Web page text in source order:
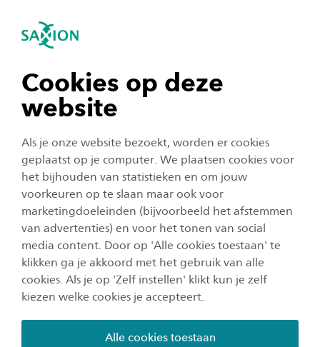
Cookies op deze
website
Als je onze website bezoekt, worden er cookies
geplaatst op je computer. We plaatsen cookies voor
het bijhouden van statistieken en om jouw
voorkeuren op te slaan maar ook voor
marketingdoeleinden (bijvoorbeeld het afstemmen
van advertenties) en voor het tonen van social
media content. Door op 'Alle cookies toestaan' te
klikken ga je akkoord met het gebruik van alle
cookies. Als je op 'Zelf instellen' klikt kun je zelf
kiezen welke cookies je accepteert.
Alle cookies toestaan
Navigatie openen
tonen
tonen
tonen
tonen
sluiten
Verpleegkunde (hbo-v)
Subnavigatie tonen
Jouw toekomst
Het beroep van verpleegkundige houdt veel
meer in dan alleen het verplegen van mensen. Je
overlegt, adviseert en maakt afspraken over de
zorg waarvoor jij verantwoordelijk bent. Dit doe
je samen met zorgverleners uit andere
disciplines, de zorgvrager en zijn directe
omgeving. Ook neem je initiatieven en draag je
bij aan kwaliteitsverbeteringen en innovatie.
Baankans
vindt een baan op niveau